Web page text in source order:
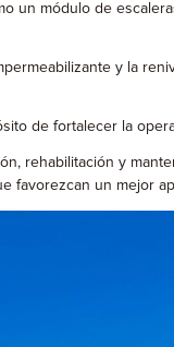
un módulo de
y la
de fortalecer la
rehabilitación y
favorezcan un mejor